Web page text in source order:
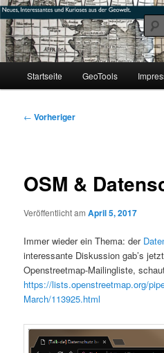
Zum
primären
Inhalt
springen#geoObserver
mikeE's GeoBlog
Startseite GeoTools
Beitragsnavigation
← Vorheriger
OSM &
Veröffentlicht amApril 5, 2017
Immer wieder ein Thema: der
interessante Diskussion gab’s
Openstreetmap-Mailingliste,
https://lists.openstreetmap.org/
March/113925.html